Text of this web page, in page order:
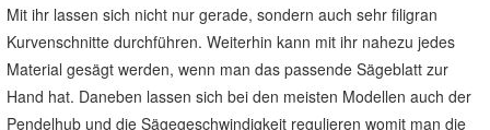
Mit ihr lassen sich nicht nur gerade, sondern auch sehr filigran
Kurvenschnitte durchführen. Weiterhin kann mit ihr nahezu jedes
Material gesägt werden, wenn man das passende Sägeblatt zur
Hand hat. Daneben lassen sich bei den meisten Modellen auch der
Pendelhub und die Sägegeschwindigkeit regulieren womit man die